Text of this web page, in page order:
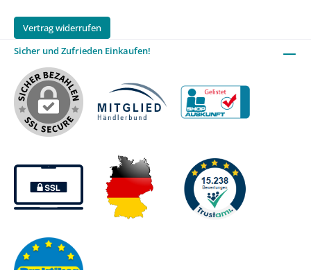
Vertrag widerrufen
Sicher und Zufrieden Einkaufen!